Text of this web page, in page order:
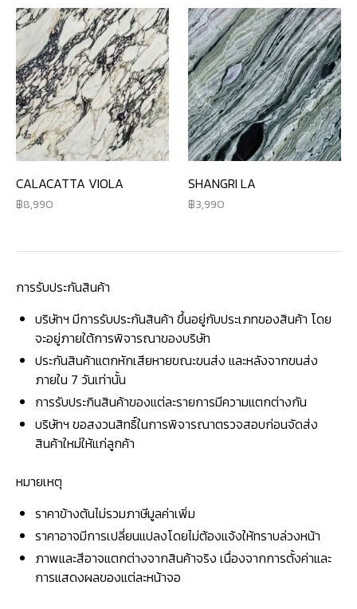
CALACATTA VIOLA
8,990
SHANGRI LA
3,990
การรับประกันสินค้า
บริษัทฯ มีการรับประกันสินค้า ขึ้นอยู่กับประเภทของสินค้า โดย
จะอยู่ภายใต้การพิจารณาของบริษัท
ประกันสินค้าแตกหักเสียหายขณะขนส่ง และหลังจากขนส่ง
ภายใน 7 วันเท่านั้น
การรับประกินสินค้าของแต่ละรายการมีความแตกต่างกัน
บริษัทฯ ขอสงวนสิทธิ์ในการพิจารณาตรวจสอบก่อนจัดส่ง
สินค้าใหม่ให้แก่ลูกค้า
หมายเหตุ
ราคาข้างต้นไม่รวมภาษีมูลค่าเพิ่ม
ราคาอาจมีการเปลี่ยนแปลงโดยไม่ต้องแจ้งให้ทราบล่วงหน้า
ภาพและสีอาจแตกต่างจากสินค้าจริง เนื่องจากการตั้งค่าและ
การแสดงผลของแต่ละหน้าจอ